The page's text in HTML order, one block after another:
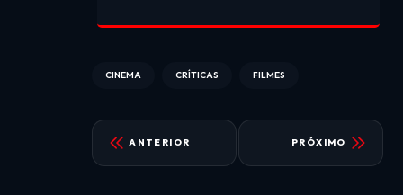
CINEMA CRÍTICAS FILMES
ANTERIOR PRÓXIMO